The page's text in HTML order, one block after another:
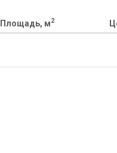
Площадь, м2